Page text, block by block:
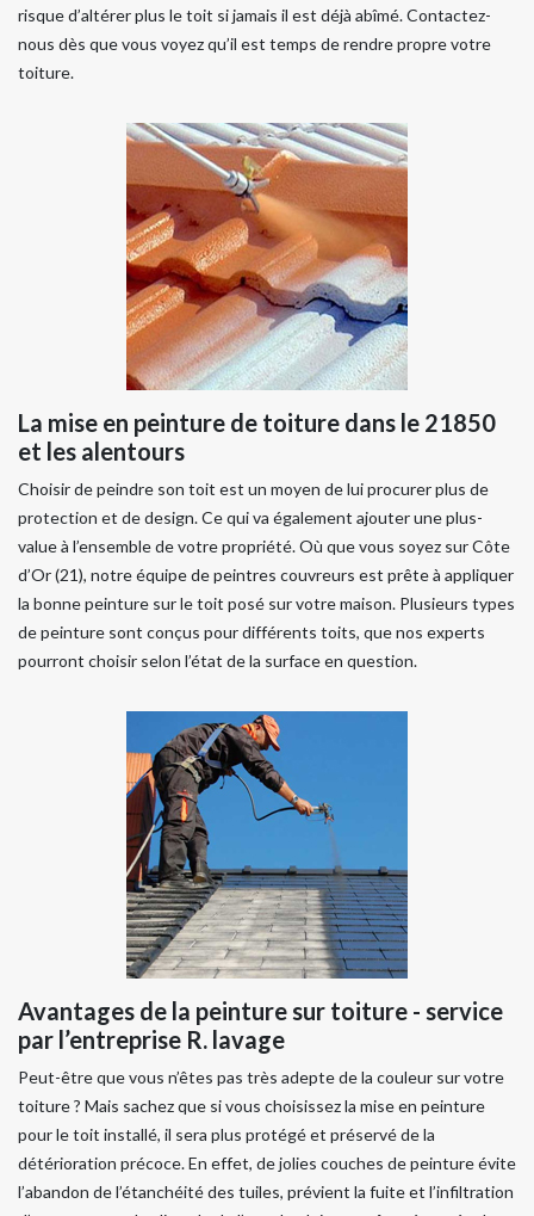
risque d’altérer plus le toit si jamais il est déjà abîmé. Contactez-
nous dès que vous voyez qu’il est temps de rendre propre votre
toiture.
La mise en peinture de toiture dans le 21850
et les alentours
Choisir de peindre son toit est un moyen de lui procurer plus de
protection et de design. Ce qui va également ajouter une plus-
value à l’ensemble de votre propriété. Où que vous soyez sur Côte
d’Or (21), notre équipe de peintres couvreurs est prête à appliquer
la bonne peinture sur le toit posé sur votre maison. Plusieurs types
de peinture sont conçus pour différents toits, que nos experts
pourront choisir selon l’état de la surface en question.
Avantages de la peinture sur toiture - service
par l’entreprise R. lavage
Peut-être que vous n’êtes pas très adepte de la couleur sur votre
toiture ? Mais sachez que si vous choisissez la mise en peinture
pour le toit installé, il sera plus protégé et préservé de la
détérioration précoce. En effet, de jolies couches de peinture évite
l’abandon de l’étanchéité des tuiles, prévient la fuite et l’infiltration